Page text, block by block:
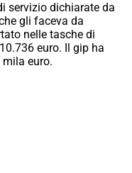
servizio dichiarate da
gli faceva da
nelle tasche di
euro. Il gip ha
euro.